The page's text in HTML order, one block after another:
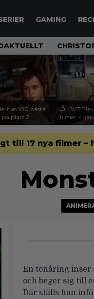
GAMING
100 bästa
på plats 2
3. SVT
filmer – här
till 17 nya filmer
En tonåring inser
och beger sig till
Där ställs han